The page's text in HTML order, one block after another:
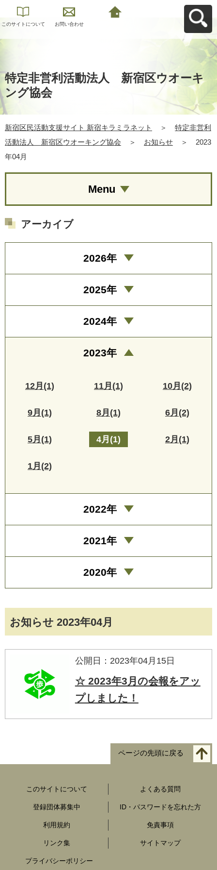
このサイトについて お問い合わせ
特定非営利活動法人 新宿区ウオーキ
ング協会
新宿区民活動支援サイト 新宿キラミラネット ＞
特定非営利
活動法人 新宿区ウオーキング協会
＞ お知らせ ＞
2023
年04月
お知らせ 2023年04月
公開日：2023年04月15日
☆ 2023年3月の会報をアッ
プしました！
Menu
アーカイブ
2026年
2025年
2024年
2023年
12月(1) 11月(1) 10月(2)
9月(1) 8月(1) 6月(2)
5月(1) 4月(1) 2月(1)
1月(2)
2022年
2021年
2020年
ページの先頭に戻る
このサイトについて よくある質問
登録団体募集中 ID・パスワードを忘れた方
利用規約 免責事項
リンク集 サイトマップ
プライバシーポリシー